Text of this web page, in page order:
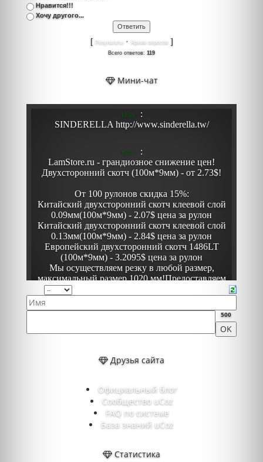
Нравится!!!
Хочу другого...
[ Результаты · Архив опросов]
Всего ответов: 119
Мини-чат
500
Друзья сайта
Официальный блог
Сообщество uCoz
FAQ по системе
База знаний uCoz
Статистика